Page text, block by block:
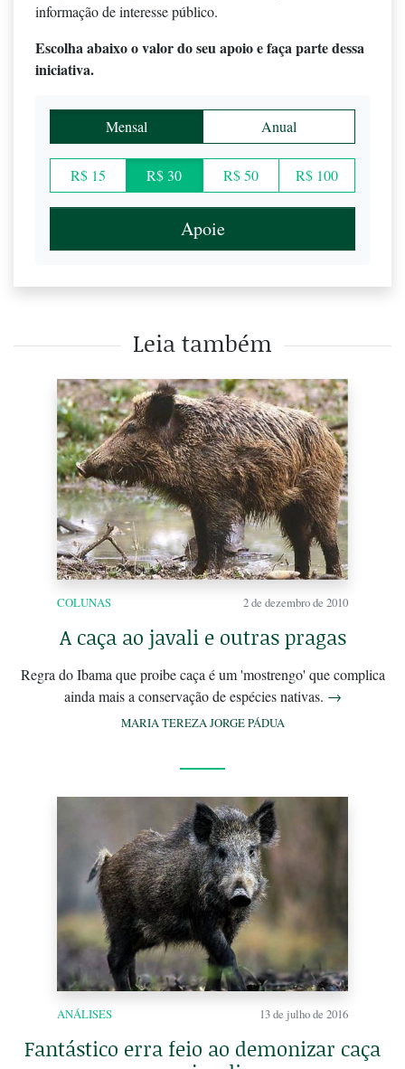
informação de interesse público.
Escolha abaixo o valor do seu apoio e faça parte dessa
iniciativa.
Mensal Anual
R$ 15 R$ 30 R$ 50 R$ 100
Apoie
Leia também
COLUNAS 2 de dezembro de 2010
A caça ao javali e outras pragas
Regra do Ibama que proibe caça é um 'mostrengo' que complica
ainda mais a conservação de espécies nativas. →
MARIA TEREZA JORGE PÁDUA
ANÁLISES 13 de julho de 2016
Fantástico erra feio ao demonizar caça